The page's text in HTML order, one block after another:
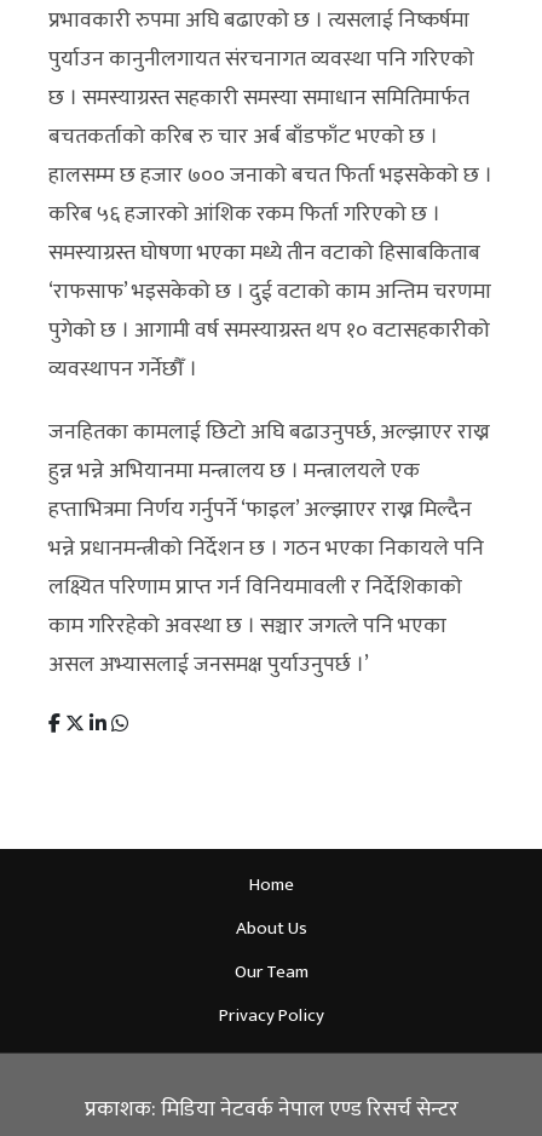
प्रभावकारी रुपमा अघि बढाएको छ । त्यसलाई निष्कर्षमा
पुर्याउन कानुनीलगायत संरचनागत व्यवस्था पनि गरिएको
छ । समस्याग्रस्त सहकारी समस्या समाधान समितिमार्फत
बचतकर्ताको करिब रु चार अर्ब बाँडफाँट भएको छ ।
हालसम्म छ हजार ७०० जनाको बचत फिर्ता भइसकेको छ ।
करिब ५६ हजारको आंशिक रकम फिर्ता गरिएको छ ।
समस्याग्रस्त घोषणा भएका मध्ये तीन वटाको हिसाबकिताब
‘राफसाफ’ भइसकेको छ । दुई वटाको काम अन्तिम चरणमा
पुगेको छ । आगामी वर्ष समस्याग्रस्त थप १० वटासहकारीको
व्यवस्थापन गर्नेछौँ ।
जनहितका कामलाई छिटो अघि बढाउनुपर्छ, अल्झाएर राख्न
हुन्न भन्ने अभियानमा मन्त्रालय छ । मन्त्रालयले एक
हप्ताभित्रमा निर्णय गर्नुपर्ने ‘फाइल’ अल्झाएर राख्न मिल्दैन
भन्ने प्रधानमन्त्रीको निर्देशन छ । गठन भएका निकायले पनि
लक्ष्यित परिणाम प्राप्त गर्न विनियमावली र निर्देशिकाको
काम गरिरहेको अवस्था छ । सञ्चार जगत्ले पनि भएका
असल अभ्यासलाई जनसमक्ष पुर्याउनुपर्छ ।’
Home
About Us
Our Team
Privacy Policy
प्रकाशक: मिडिया नेटवर्क नेपाल एण्ड रिसर्च सेन्टर